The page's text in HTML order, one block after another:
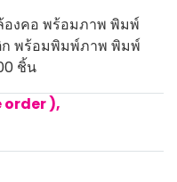
องคอ พร้อมภาพ พิมพ์
ก พร้อมพิมพ์ภาพ พิมพ์
ชิ้น
order ),